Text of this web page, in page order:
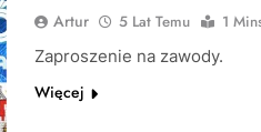
Artur 5 Lat Temu
1
Zaproszenie na zawody.
Więcej